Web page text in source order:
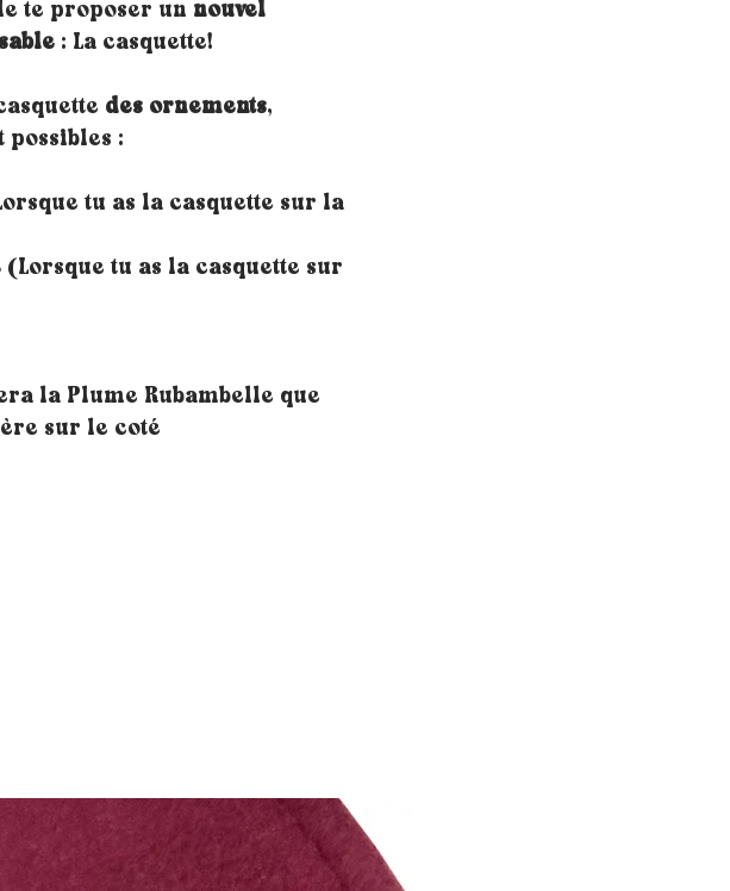
te proposer un nouvel
: La casquette!
des ornements,
:
tu as la casquette sur la
(Lorsque tu as la casquette sur
la Plume Rubambelle que
sur le coté